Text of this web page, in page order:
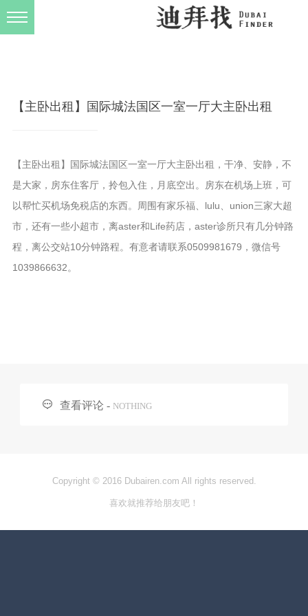
【主卧出租】国际城法国区一室一厅大主卧出租
【主卧出租】国际城法国区一室一厅大主卧出租，干净、安静，不
是大家，房东住客厅，拎包入住，月底空出。房东在机场上班，可
以帮忙买机场免税店的东西。周围有家乐福、lulu、union三家大超
市，还有一些小超市，离aster和Life药店，aster诊所只有几分钟路
程，离公交站10分钟路程。有意者请联系0509981679，微信号
1039866632。
 查看评论 - NOTHING
Copyright © 2016 Dubairen.com All rights reserved.
喜欢就推荐给朋友吧！